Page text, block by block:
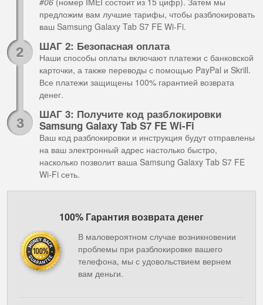
предложим вам лучшие тарифы, чтобы разблокировать
ваш Samsung Galaxy Tab S7 FE Wi-Fi.
ШАГ 2: Безопасная оплата
Наши способы оплаты включают платежи с банковской
карточки, а также переводы с помощью PayPal и Skrill.
Все платежи защищены 100% гарантией возврата
денег.
ШАГ 3: Получите код разблокировки
Samsung Galaxy Tab S7 FE Wi-Fi
Ваш код разблокировки и инструкция будут отправлены
на ваш электронный адрес настолько быстро,
насколько позволит ваша Samsung Galaxy Tab S7 FE
Wi-Fi сеть.
100% Гарантия возврата денег
В маловероятном случае возникновении
проблемы при разблокировке вашего
телефона, мы с удовольствием вернем
вам деньги.